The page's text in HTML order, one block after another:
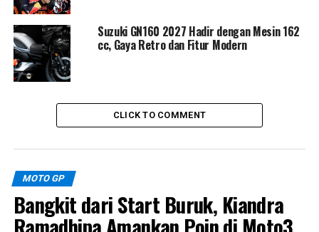
Meski harus puas di posisi keenam, hasil FP1 ini menjadi
sinyal positif bagi Veda Ega. Selisih waktu yang ketat
menunjukkan dirinya mampu bersaing langsung dengan
barisan depan, sekaligus membuka peluang besar untuk
Suzuki GN160 2027 Hadir dengan Mesin 162
cc, Gaya Retro dan Fitur Modern
CLICK TO COMMENT
MOTO GP
Bangkit dari Start Buruk, Kiandra